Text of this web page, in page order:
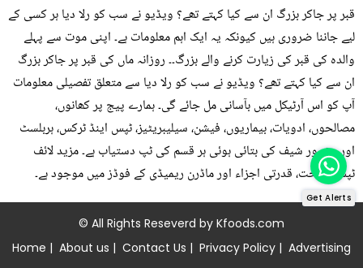
قبر پر جاکر بزرگ ان سے کیا کہتے تھے؟ ویڈیو نے سب کو رلا دیا ہر کسی کے
لیے جاننا ضروری ہیں کیونکہ یہ ایک اہم معلومات ہے۔ اپنی موت سے پہلے
والدہ کی قبر کی زیارت کرنے والے بزرگ۔۔ روزانہ ماں کی قبر پر جاکر بزرگ
ان سے کیا کہتے تھے؟ ویڈیو نے سب کو رلا دیا سے متعلق تفصیلی معلومات
آپ کو اس آرٹیکل میں بآسانی مل جائے گی۔ ہمارے پیج پر کھانوں،
مصالحوں، ادویات، بیماریوں، فیشن، سیلیبریٹیز، ٹپس اینڈ ٹرکس، ہربلسٹ
اور مشہور شیف کی بتائی ہوئی ہر قسم کی ٹپ دستیاب ہے۔ مزید لائف
ٹپس، صحت، قدرتی اجزاء اور ماڈرن ریمیڈی کے فوڈز میں موجود ہے۔
© All Rights Reseverd by Kfoods.com
Home | About us | Contact Us | Privacy Policy | Advertising
Get Alerts